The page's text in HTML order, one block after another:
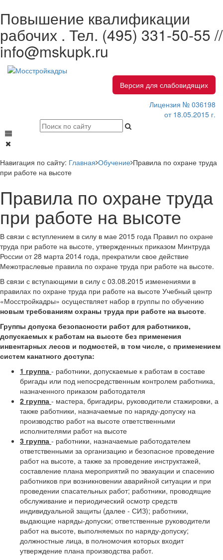
Повышение квалификации
рабочих . Тел. (495) 331-50-55 //
info@mskupk.ru
Версия для слабовидящих
Лицензия № 036198
от 18.05.2015 г.
Навигация по сайту: Главная Обучение Правила по охране труда
при работе на высоте
Правила по охране труда
при работе на высоте
В связи с вступлением в силу в мае 2015 года Правил по охране
труда при работе на высоте, утвержденных приказом Минтруда
России от 28 марта 2014 года, прекратили свое действие
Межотраслевые правила по охране труда при работе на высоте.
В связи с вступающими в силу с 03.08.2015 изменениями в
правилах по охране труда при работе на высоте Учебный центр
«Мосстройкадры» осуществляет набор в группы по обучению
новым требованиям охраны труда при работе на высоте.
Группы допуска безопасности работ для работников,
допускаемых к работам на высоте без применения
инвентарных лесов и подмостей, в том числе, с применением
систем канатного доступа:
1 группа - работники, допускаемые к работам в составе
бригады или под непосредственным контролем работника,
назначенного приказом работодателя
2 группа - мастера, бригадиры, руководители стажировки, а
также работники, назначаемые по наряду-допуску на
производство работ на высоте ответственными
исполнителями работ на высоте
3 группа - работники, назначаемые работодателем
ответственными за организацию и безопасное проведение
работ на высоте, а также за проведение инструктажей,
составление плана мероприятий по эвакуации и спасению
работников при возникновении аварийной ситуации и при
проведении спасательных работ; работники, проводящие
обслуживание и периодический осмотр средств
индивидуальной защиты (далее - СИЗ); работники,
выдающие наряды-допуски; ответственные руководители
работ на высоте, выполняемых по наряду-допуску;
должностные лица, в полномочия которых входит
утверждение плана производства работ.